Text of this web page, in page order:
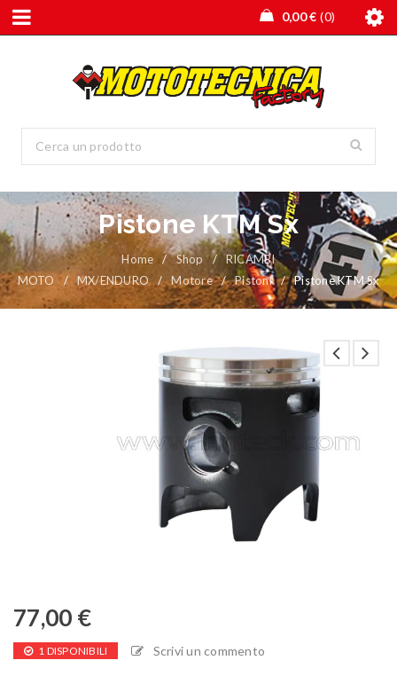
0,00€ 0
Pistone KTM Sx
Home / Shop /
RICAMBI
MOTO
/ MX/ENDURO / Motore / Pistoni / Pistone KTM Sx
77,00 €
1 DISPONIBILI Scrivi un commento